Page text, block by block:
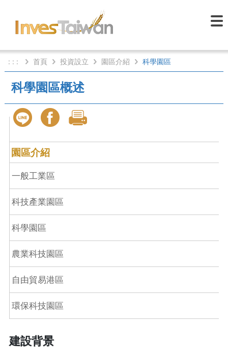
: : : 首頁 投資設立 園區介紹 科學園區
科學園區概述
園區介紹
一般工業區
科技產業園區
科學園區
農業科技園區
自由貿易港區
環保科技園區
建設背景